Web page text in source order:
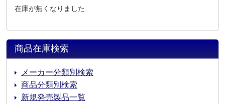
在庫が無くなりました
商品在庫検索
メーカー分類別検索
商品分類別検索
新規発売製品一覧